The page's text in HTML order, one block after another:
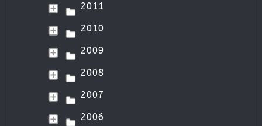
2011
2010
2009
2008
2007
2006